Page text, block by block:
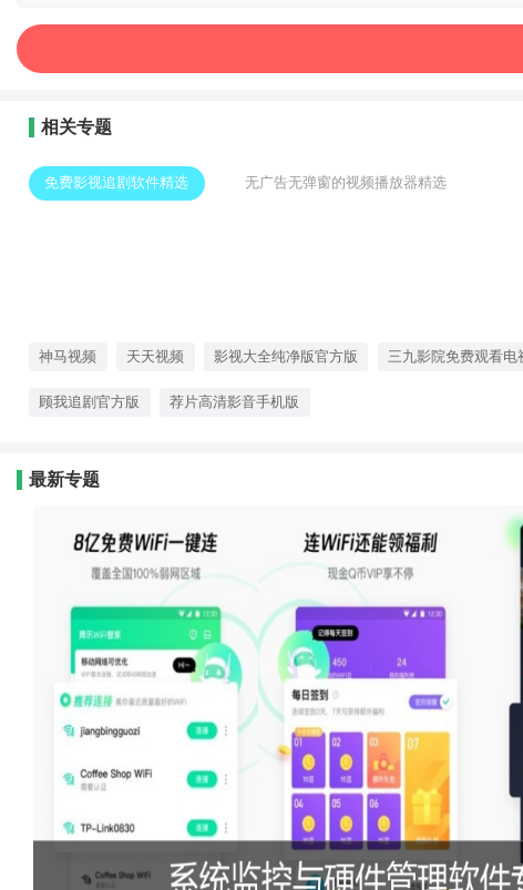
相关专题
免费影视追剧软件精选 无广告无弹窗的视频播放器精选
神马视频 天天视频 影视大全纯净版官方版 三九影院免费观看电
顾我追剧官方版 荐片高清影音手机版
最新专题